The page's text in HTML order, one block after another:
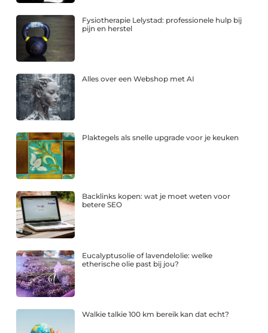
Fysiotherapie Lelystad: professionele hulp bij
pijn en herstel
Alles over een Webshop met AI
Plaktegels als snelle upgrade voor je keuken
Backlinks kopen: wat je moet weten voor
betere SEO
Eucalyptusolie of lavendelolie: welke
etherische olie past bij jou?
Walkie talkie 100 km bereik kan dat echt?